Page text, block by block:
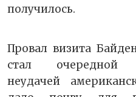
получилось.
Провал визита
стал очередной
неудачей